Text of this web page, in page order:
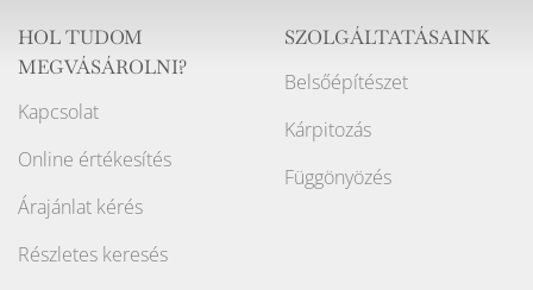
HOL TUDOM
MEGVÁSÁROLNI?
Kapcsolat
Online értékesítés
Árajánlat kérés
Részletes keresés
SZOLGÁLTATÁSAINK
Belsőépítészet
Kárpitozás
Függönyözés